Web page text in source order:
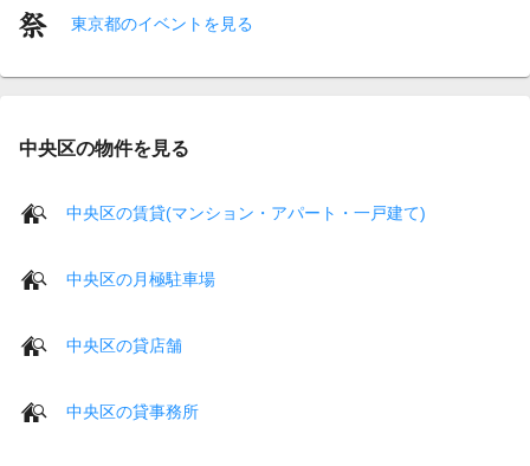
東京都のイベントを見る
中央区の物件を見る
中央区の賃貸(マンション・アパート・一戸建て)
中央区の月極駐車場
中央区の貸店舗
中央区の貸事務所